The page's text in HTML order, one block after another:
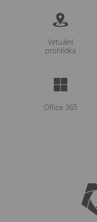
Virtuální
prohlídka
Office 365